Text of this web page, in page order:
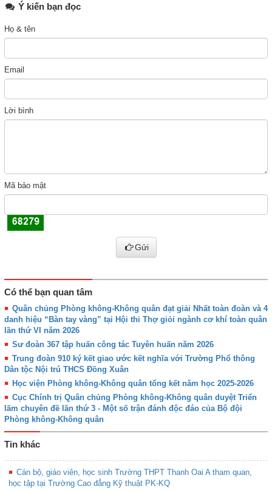
Ý kiến bạn đọc
Họ & tên
Email
Lời bình
Mã bảo mật
Gửi
Có thể bạn quan tâm
Quân chủng Phòng không-Không quân đạt giải Nhất toàn đoàn và 4
danh hiệu “Bàn tay vàng” tại Hội thi Thợ giỏi ngành cơ khí toàn quân
lần thứ VI năm 2026
Sư đoàn 367 tập huấn công tác Tuyên huấn năm 2026
Trung đoàn 910 ký kết giao ước kết nghĩa với Trường Phổ thông
Dân tộc Nội trú THCS Đồng Xuân
Học viện Phòng không-Không quân tổng kết năm học 2025-2026
Cục Chính trị Quân chủng Phòng không-Không quân duyệt Triển
lãm chuyên đề lần thứ 3 - Một số trận đánh độc đáo của Bộ đội
Phòng không-Không quân
Tin khác
Cán bộ, giáo viên, học sinh Trường THPT Thanh Oai A tham quan,
học tập tại Trường Cao đẳng Kỹ thuật PK-KQ